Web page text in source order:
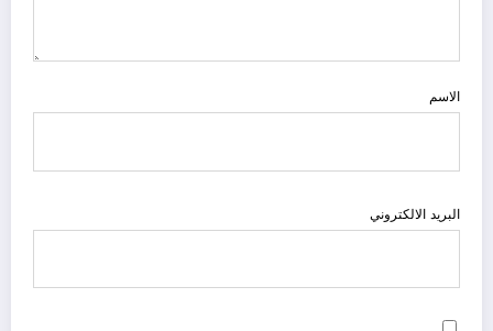
الاسم
البريد الالكتروني